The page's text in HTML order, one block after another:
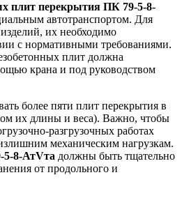
плит перекрытия ПК 79-5-8-
автотранспортом. Для
их необходимо
с нормативными требованиями.
плит должна
крана и под руководством
более пяти плит перекрытия в
их длины и веса). Важно, чтобы
разгрузочных работах
механическим нагрузкам.
8-АтVта должны быть тщательно
от продольного и